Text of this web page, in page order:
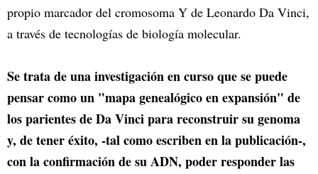
propio marcador del cromosoma Y de Leonardo Da Vinci,
a través de tecnologías de biología molecular.
Se trata de una investigación en curso que se puede
pensar como un "mapa genealógico en expansión" de
los parientes de Da Vinci para reconstruir su genoma
y, de tener éxito, -tal como escriben en la publicación-,
con la confirmación de su ADN, poder responder las